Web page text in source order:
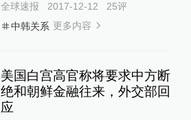
全球速报 2017-12-12 25评
中韩关系 更多内容
美国白宫高官称将要求中方断
绝和朝鲜金融往来，外交部回
应